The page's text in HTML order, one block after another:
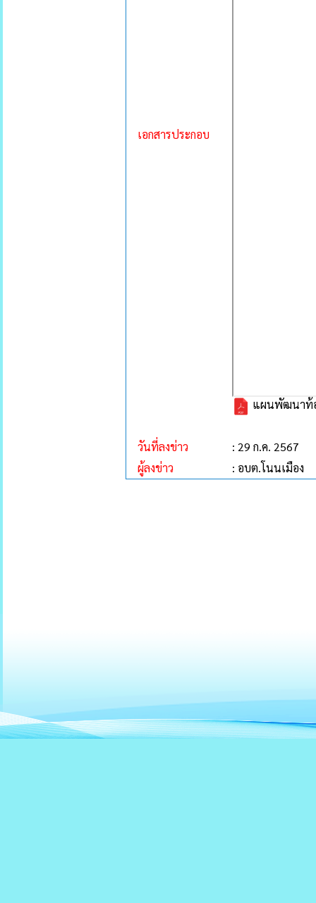
เอกสารประกอบ
แผนพัฒนาท้
วันที่ลงข่าว
: 29 ก.ค. 2567
ผู้ลงข่าว
: อบต.โนนเมือง